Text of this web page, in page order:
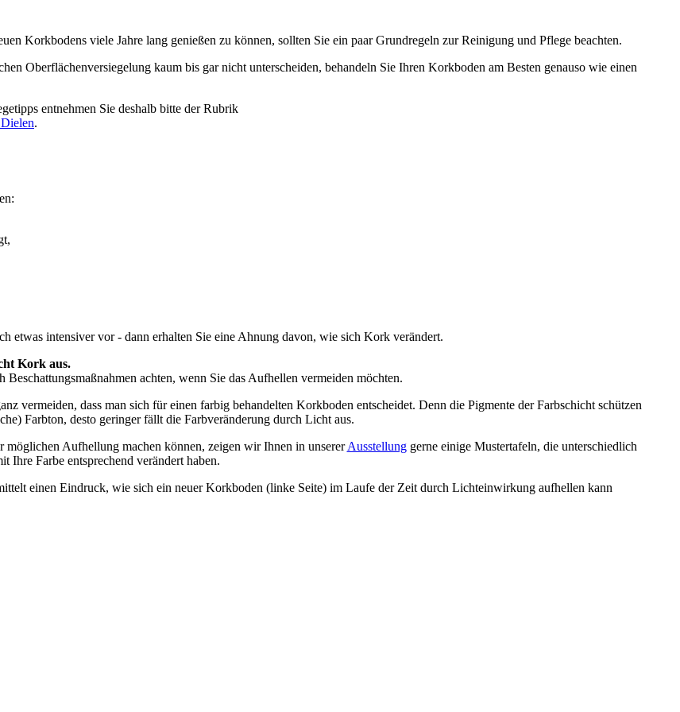
Korkbodens viele Jahre lang genießen zu können, sollten Sie ein paar Grundregeln zur Reinigung und Pflege beachten.
Oberflächenversiegelung kaum bis gar nicht unterscheiden, behandeln Sie Ihren Korkboden am Besten genauso wie einen
entnehmen Sie deshalb bitte der Rubrik
.
etwas intensiver vor - dann erhalten Sie eine Ahnung davon, wie sich Kork verändert.
Kork aus.
achten, wenn Sie das Aufhellen vermeiden möchten.
vermeiden, dass man sich für einen farbig behandelten Korkboden entscheidet. Denn die Pigmente der Farbschicht schützen
Farbton, desto geringer fällt die Farbveränderung durch Licht aus.
möglichen Aufhellung machen können, zeigen wir Ihnen in unsererAusstellunggerne einige Mustertafeln, die unterschiedlich
Ihre Farbe entsprechend verändert haben.
einen Eindruck, wie sich ein neuer Korkboden (linke Seite) im Laufe der Zeit durch Lichteinwirkung aufhellen kann